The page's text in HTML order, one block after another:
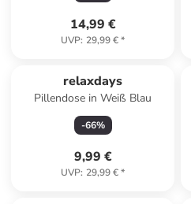
14,99 €
UVP: 29,99 €*
relaxdays
Pillendose in Weiß Blau
-66%
9,99 €
UVP: 29,99 €*